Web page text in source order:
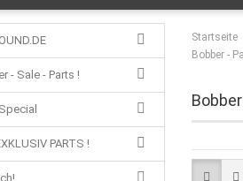
NEU BEI UNS IM SHOP!
/ FRONTFENDER / BUGSPOI.
METALLPARTS //
TOURING - PARTS /
Startseite
Bobber -
- Sale - Parts !
PARTS !